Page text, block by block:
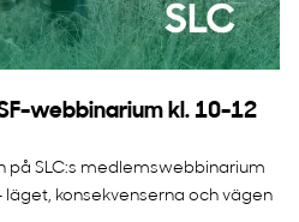
webbinarium kl. 10-12
på SLC:s medlemswebbinarium
läget, konsekvenserna och vägen